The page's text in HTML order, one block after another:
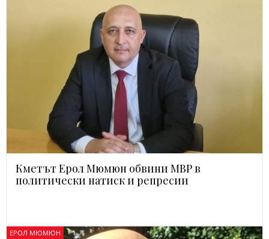
Кметът Ерол Мюмюн обвини МВР в
политически натиск и репресии
ЕРОЛ МЮМЮН